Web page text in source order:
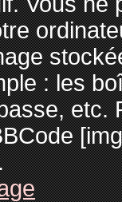
: les
etc.